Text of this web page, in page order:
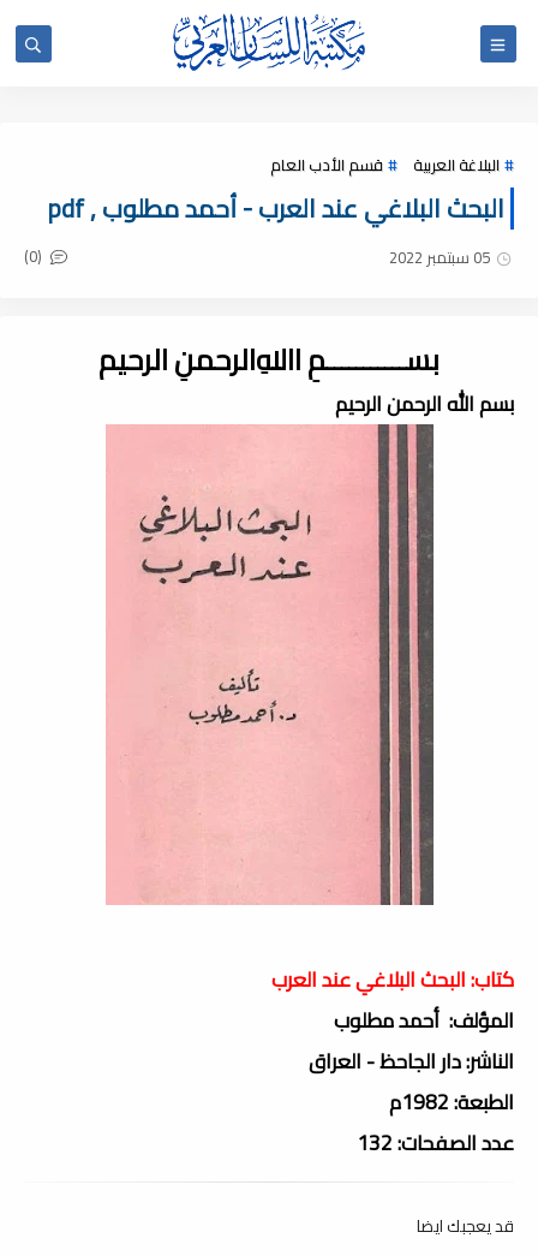
البلاغة العربية قسم الأدب العام
البحث البلاغي عند العرب - أحمد مطلوب , pdf
05 سبتمبر 2022 (0)
بســـــــــــمِ اﷲِالرحمنِ الرحيم
بسم الله الرحمن الرحيم
كتاب: البحث البلاغي عند العرب
المؤلف: أحمد مطلوب
الناشر: دار الجاحظ - العراق
الطبعة: 1982م
عدد الصفحات: 132
قد يعجبك ايضا